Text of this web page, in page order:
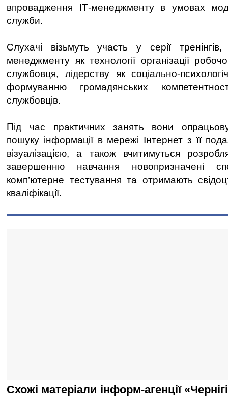
впровадження ІТ-менеджменту в умовах
служби.
Слухачі візьмуть участь у серії
менеджменту як технології організації
службовця, лідерству як соціально-
формуванню громадянських
службовців.
Під час практичних занять вони
пошуку інформації в мережі Інтернет з її
візуалізацією, а також вчитимуться
завершенню навчання новопризначені
комп’ютерне тестування та отримають
кваліфікації.
Схожі матеріали інформ-агенції